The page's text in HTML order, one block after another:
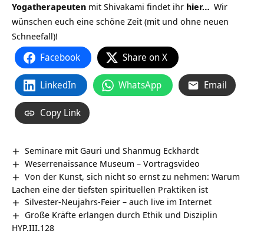
Yogatherapeuten mit Shivakami findet ihr hier… Wir
wünschen euch eine schöne Zeit (mit und ohne neuen
Schneefall)!
Facebook Share on X
LinkedIn WhatsApp Email
Copy Link
Seminare mit Gauri und Shanmug Eckhardt
Weserrenaissance Museum‏‎ – Vortragsvideo
Von der Kunst, sich nicht so ernst zu nehmen: Warum
Lachen eine der tiefsten spirituellen Praktiken ist
Silvester-Neujahrs-Feier – auch live im Internet
Große Kräfte erlangen durch Ethik und Disziplin
HYP.III.128